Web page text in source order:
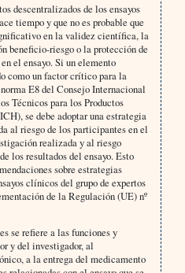
descentralizados de los ensayos
tiempo y que no es probable que
en la validez científica, la
beneficio-riesgo o la protección de
el ensayo. Si un elemento
como un factor crítico para la
E8 del Consejo Internacional
Técnicos para los Productos
se debe adoptar una estrategia
al riesgo de los participantes en el
realizada y al riesgo
los resultados del ensayo. Esto
sobre estrategias
clínicos del grupo de expertos
de la Regulación (UE) nº
se refiere a las funciones y
y del investigador, al
a la entrega del medicamento